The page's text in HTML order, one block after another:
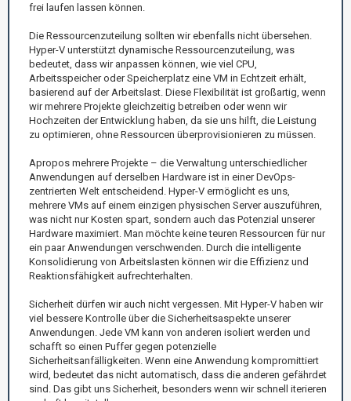
frei laufen lassen können.
Die Ressourcenzuteilung sollten wir ebenfalls nicht übersehen.
Hyper-V unterstützt dynamische Ressourcenzuteilung, was
bedeutet, dass wir anpassen können, wie viel CPU,
Arbeitsspeicher oder Speicherplatz eine VM in Echtzeit erhält,
basierend auf der Arbeitslast. Diese Flexibilität ist großartig, wenn
wir mehrere Projekte gleichzeitig betreiben oder wenn wir
Hochzeiten der Entwicklung haben, da sie uns hilft, die Leistung
zu optimieren, ohne Ressourcen überprovisionieren zu müssen.
Apropos mehrere Projekte – die Verwaltung unterschiedlicher
Anwendungen auf derselben Hardware ist in einer DevOps-
zentrierten Welt entscheidend. Hyper-V ermöglicht es uns,
mehrere VMs auf einem einzigen physischen Server auszuführen,
was nicht nur Kosten spart, sondern auch das Potenzial unserer
Hardware maximiert. Man möchte keine teuren Ressourcen für nur
ein paar Anwendungen verschwenden. Durch die intelligente
Konsolidierung von Arbeitslasten können wir die Effizienz und
Reaktionsfähigkeit aufrechterhalten.
Sicherheit dürfen wir auch nicht vergessen. Mit Hyper-V haben wir
viel bessere Kontrolle über die Sicherheitsaspekte unserer
Anwendungen. Jede VM kann von anderen isoliert werden und
schafft so einen Puffer gegen potenzielle
Sicherheitsanfälligkeiten. Wenn eine Anwendung kompromittiert
wird, bedeutet das nicht automatisch, dass die anderen gefährdet
sind. Das gibt uns Sicherheit, besonders wenn wir schnell iterieren